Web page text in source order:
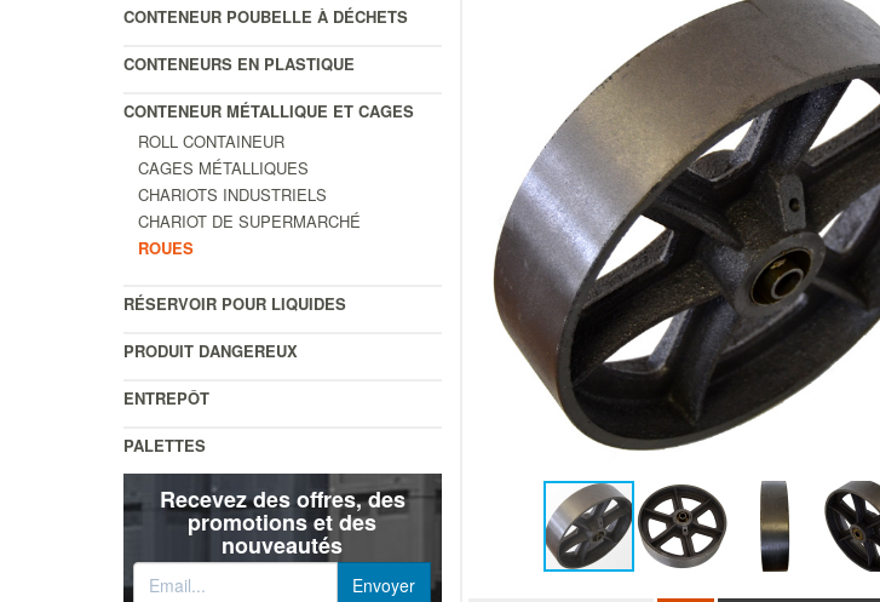
CONTENEUR POUBELLE À DÉCHETS
CONTENEURS EN PLASTIQUE
CONTENEUR MÉTALLIQUE ET CAGES
ROLL CONTAINEUR
CAGES MÉTALLIQUES
CHARIOTS INDUSTRIELS
CHARIOT DE SUPERMARCHÉ
ROUES
RÉSERVOIR POUR LIQUIDES
PRODUIT DANGEREUX
ENTREPÔT
PALETTES
Recevez des offres, des
promotions et des
nouveautés